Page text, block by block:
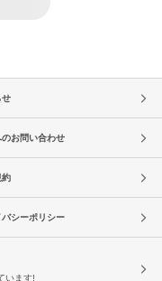
せ
のお問い合わせ
約
バシーポリシー
います!